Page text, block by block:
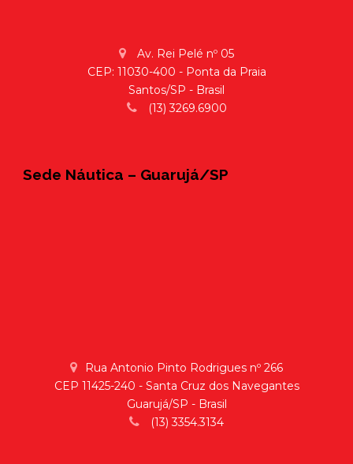
Av. Rei Pelé nº 05
CEP: 11030-400 - Ponta da Praia
Santos/SP - Brasil
(13) 3269.6900
Sede Náutica – Guarujá/SP
Rua Antonio Pinto Rodrigues nº 266
CEP 11425-240 - Santa Cruz dos Navegantes
Guarujá/SP - Brasil
(13) 3354.3134